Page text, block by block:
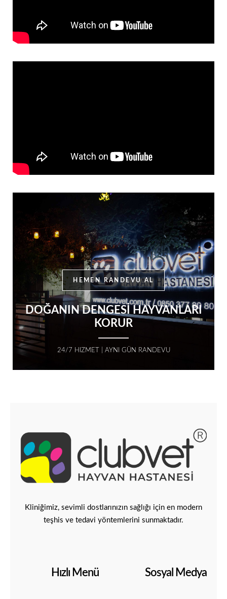
HEMEN RANDEVU AL
DOĞANIN DENGESİ HAYVANLARI
KORUR
24/7 HIZMET | AYNI GÜN RANDEVU
Kliniğimiz, sevimli dostlarınızın sağlığı için en modern
teşhis ve tedavi yöntemlerini sunmaktadır.
Hızlı Menü Sosyal Medya